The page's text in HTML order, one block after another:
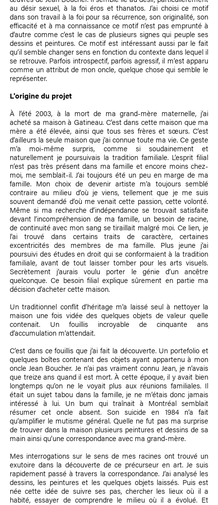
au désir sexuel, à la foi éros et thanatos. J’ai choisi ce motif
dans son travail à la foi pour sa récurrence, son originalité, son
efficacité et à ma connaissance ce motif n’est pas emprunté à
d’autre comme c’est le cas de plusieurs signes qui peuple ses
dessins et peintures. Ce motif est intéressant aussi par le fait
qu’il semble changer sens en fonction du contexte dans lequel il
se retrouve. Parfois introspectif, parfois agressif, il m’est apparu
comme un attribut de mon oncle, quelque chose qui semble le
représenter.
L'origine du projet
À l’été 2003, à la mort de ma grand-mère maternelle, j’ai
acheté sa maison à Gatineau. C’est dans cette maison que ma
mère a été élevée, ainsi que tous ses frères et sœurs. C’est
d’ailleurs la seule maison que j’ai connue toute ma vie. Ce geste
m’a moi-même surpris, comme si soudainement et
naturellement je poursuivais la tradition familiale. L’esprit filial
n’est pas très présent dans ma famille et encore moins chez-
moi, me semblait-il. J’ai toujours été un peu en marge de ma
famille. Mon choix de devenir artiste m’a toujours semblé
contraire au milieu d’où je viens, tellement que je me suis
souvent demandé d’où me venait cette passion, cette volonté.
Même si ma recherche d’indépendance se trouvait satisfaite
devant l’incompréhension de ma famille, un besoin de racine,
de continuité avec mon sang se tiraillait malgré moi. Ce lien, je
l’ai trouvé dans certains traits de caractère, certaines
excentricités des membres de ma famille. Plus jeune j’ai
poursuivi des études en droit qui se conformaient à la tradition
familiale, avant de tout laisser tomber pour les arts visuels.
Secrètement j’aurais voulu porter le génie d’un ancêtre
quelconque. Ce besoin filial explique sûrement en partie ma
décision d’acheter cette maison.
Un traditionnel conflit d’héritage m’a laissé seul à nettoyer la
maison une fois vidée des quelques objets de valeur quelle
contenait. Un fouillis incroyable de cinquante ans
d’accumulation m’attendait.
C’est dans ce fouillis que j’ai fait la découverte. Un portefolio et
quelques boîtes contenant des objets ayant appartenu à mon
oncle Jean Boucher. Je n’ai pas vraiment connu Jean, je n’avais
que treize ans quand il est mort. À cette époque, il y avait bien
longtemps qu’on ne le voyait plus aux réunions familiales. Il
était un sujet tabou dans la famille, je ne m’étais donc jamais
intéressé à lui. Un bum qui traînait à Montréal semblait
résumer cet oncle absent. Son suicide en 1984 n’a fait
qu’amplifier le mutisme général. Quelle ne fut pas ma surprise
de trouver dans la maison plusieurs peintures et dessins de sa
main ainsi qu’une correspondance avec ma grand-mère.
Mes interrogations sur le sens de mes racines ont trouvé un
exutoire dans la découverte de ce précurseur en art. Je suis
rapidement passé à travers la correspondance. J’ai analysé les
dessins, les peintures et les quelques objets laissés. Puis est
née cette idée de suivre ses pas, chercher les lieux où il a
habité, essayer de comprendre le milieu où il a évolué. Et